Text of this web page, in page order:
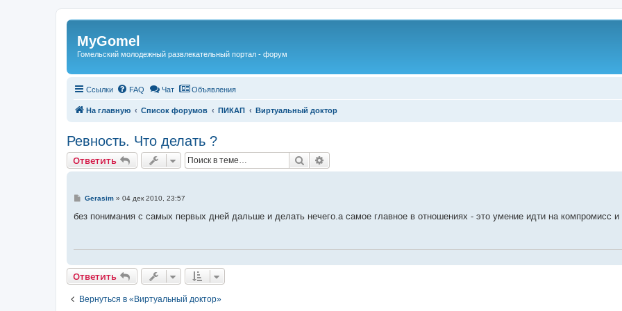
Регистрация
MyGomel
Гомельский молодежный развлекательный портал - форум
Ссылки FAQ Чат Объявления
На главную Список форумов ПИКАП Виртуальный доктор
Ревность. Что делать ?
Ответить
Ответить Поиск
С
о
е
Gerasim» 04 дек 2010, 23:57
без понимания с самых первых дней дальше и делать нечего.а самое главное в отношениях - это умение идти на компромисс и
Ответить
Ответить
Вернуться в «Виртуальный доктор»